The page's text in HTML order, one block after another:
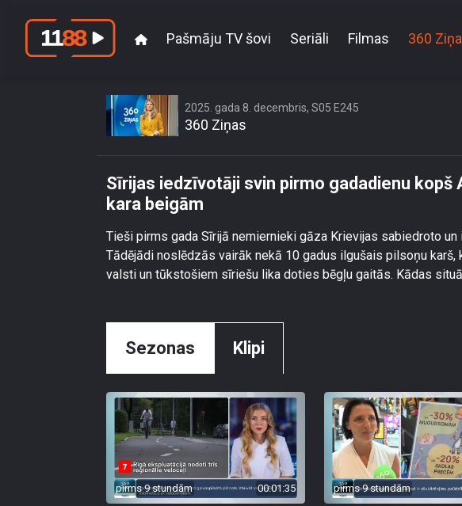
Pašmāju TV šovi Seriāli Filmas 360
2025. gada 8. decembris, S05 E245
360 Ziņas
Sīrijas iedzīvotāji svin pirmo gadadienu kopš
kara beigām
Tieši pirms gada Sīrijā nemiernieki gāza Krievijas sabiedroto
Tādējādi noslēdzās vairāk nekā 10 gadus ilgušais pilsoņu
valsti un tūkstošiem sīriešu lika doties bēgļu gaitās. Kādas
Sezonas Klipi
pirms 9 stundām 00:01:35 pirms 9 stundām